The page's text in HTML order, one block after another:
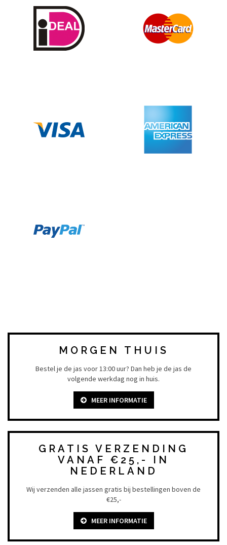
MORGEN THUIS
Bestel je de jas voor 13:00 uur? Dan heb je de jas de
volgende werkdag nog in huis.
MEER INFORMATIE
GRATIS VERZENDING
VANAF €25,- IN
NEDERLAND
Wij verzenden alle jassen gratis bij bestellingen boven de
€25,-
MEER INFORMATIE